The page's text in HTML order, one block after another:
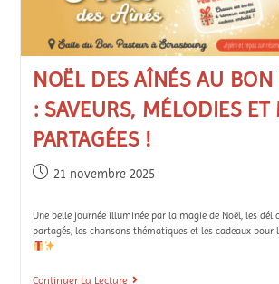
NOËL DES AÎNÉS AU BON
: SAVEURS, MÉLODIES ET
PARTAGÉES !
21 novembre 2025
Une belle journée illuminée par la magie de Noël, les
partagés, les chansons thématiques et les cadeaux pour
Continuer La Lecture